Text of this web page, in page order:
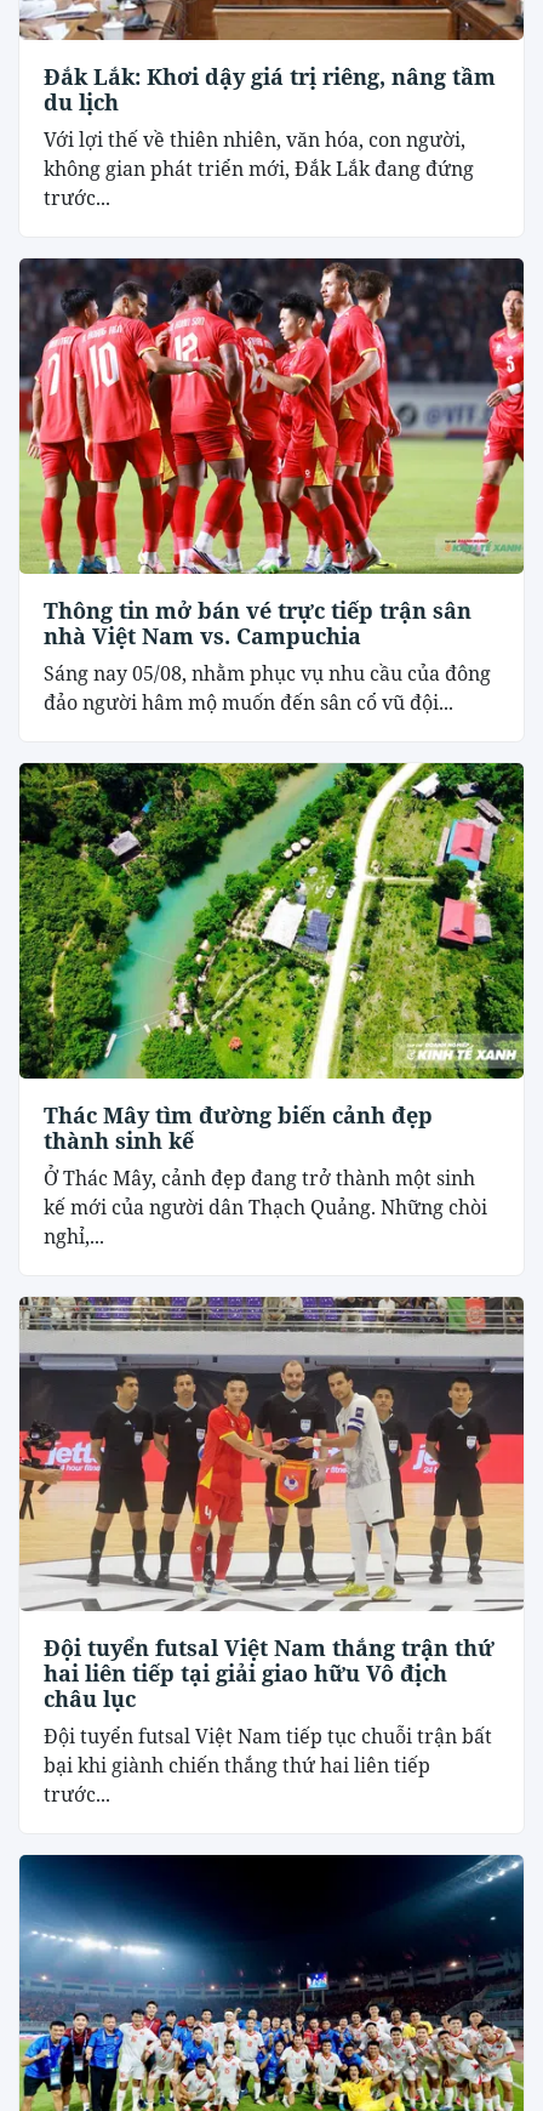
Đắk Lắk: Khơi dậy giá trị riêng, nâng tầm
du lịch
Với lợi thế về thiên nhiên, văn hóa, con người,
không gian phát triển mới, Đắk Lắk đang đứng
trước...
Thông tin mở bán vé trực tiếp trận sân
nhà Việt Nam vs. Campuchia
Sáng nay 05/08, nhằm phục vụ nhu cầu của đông
đảo người hâm mộ muốn đến sân cổ vũ đội...
Thác Mây tìm đường biến cảnh đẹp
thành sinh kế
Ở Thác Mây, cảnh đẹp đang trở thành một sinh
kế mới của người dân Thạch Quảng. Những chòi
nghỉ,...
Đội tuyển futsal Việt Nam thắng trận thứ
hai liên tiếp tại giải giao hữu Vô địch
châu lục
Đội tuyển futsal Việt Nam tiếp tục chuỗi trận bất
bại khi giành chiến thắng thứ hai liên tiếp
trước...